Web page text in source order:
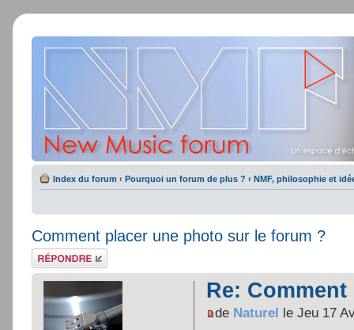
Index du forum ‹ Pourquoi un forum de plus ? ‹ NMF, philosophie et
Comment placer une photo sur le forum ?
Répondre
Re:
de Naturel le Jeu 17